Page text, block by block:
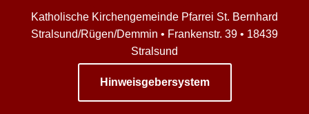
Katholische Kirchengemeinde Pfarrei St. Bernhard
Stralsund/Rügen/Demmin • Frankenstr. 39 • 18439
Stralsund
Hinweisgebersystem